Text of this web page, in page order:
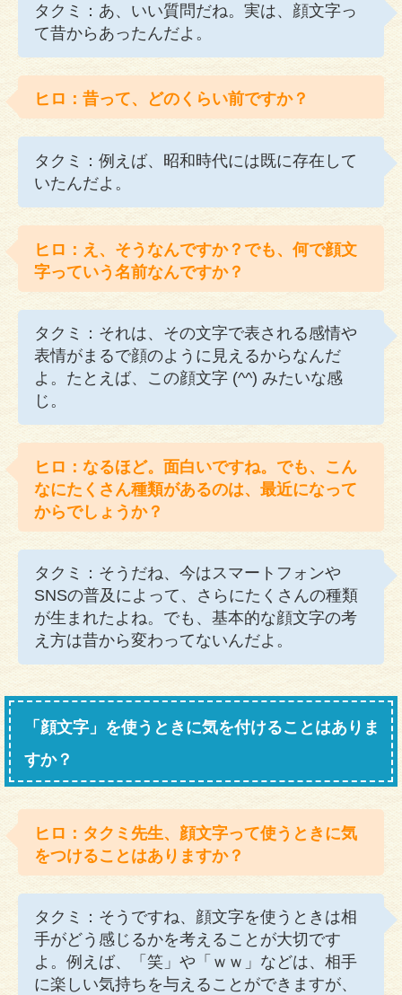
タクミ：あ、いい質問だね。実は、顔文字っ
て昔からあったんだよ。
ヒロ：昔って、どのくらい前ですか？
タクミ：例えば、昭和時代には既に存在して
いたんだよ。
ヒロ：え、そうなんですか？でも、何で顔文
字っていう名前なんですか？
タクミ：それは、その文字で表される感情や
表情がまるで顔のように見えるからなんだ
よ。たとえば、この顔文字 (^^) みたいな感
じ。
ヒロ：なるほど。面白いですね。でも、こん
なにたくさん種類があるのは、最近になって
からでしょうか？
タクミ：そうだね、今はスマートフォンや
SNSの普及によって、さらにたくさんの種類
が生まれたよね。でも、基本的な顔文字の考
え方は昔から変わってないんだよ。
「顔文字」を使うときに気を付けることはありま
すか？
ヒロ：タクミ先生、顔文字って使うときに気
をつけることはありますか？
タクミ：そうですね、顔文字を使うときは相
手がどう感じるかを考えることが大切です
よ。例えば、「笑」や「ｗｗ」などは、相手
に楽しい気持ちを与えることができますが、